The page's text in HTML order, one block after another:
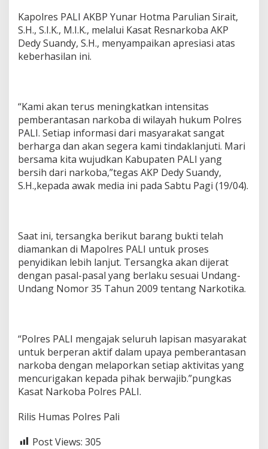
Kapolres PALI AKBP Yunar Hotma Parulian Sirait,
S.H., S.I.K., M.I.K., melalui Kasat Resnarkoba AKP
Dedy Suandy, S.H., menyampaikan apresiasi atas
keberhasilan ini.
“Kami akan terus meningkatkan intensitas
pemberantasan narkoba di wilayah hukum Polres
PALI. Setiap informasi dari masyarakat sangat
berharga dan akan segera kami tindaklanjuti. Mari
bersama kita wujudkan Kabupaten PALI yang
bersih dari narkoba,”tegas AKP Dedy Suandy,
S.H.,kepada awak media ini pada Sabtu Pagi (19/04).
Saat ini, tersangka berikut barang bukti telah
diamankan di Mapolres PALI untuk proses
penyidikan lebih lanjut. Tersangka akan dijerat
dengan pasal-pasal yang berlaku sesuai Undang-
Undang Nomor 35 Tahun 2009 tentang Narkotika.
“Polres PALI mengajak seluruh lapisan masyarakat
untuk berperan aktif dalam upaya pemberantasan
narkoba dengan melaporkan setiap aktivitas yang
mencurigakan kepada pihak berwajib.”pungkas
Kasat Narkoba Polres PALI.
Rilis Humas Polres Pali
Post Views: 305